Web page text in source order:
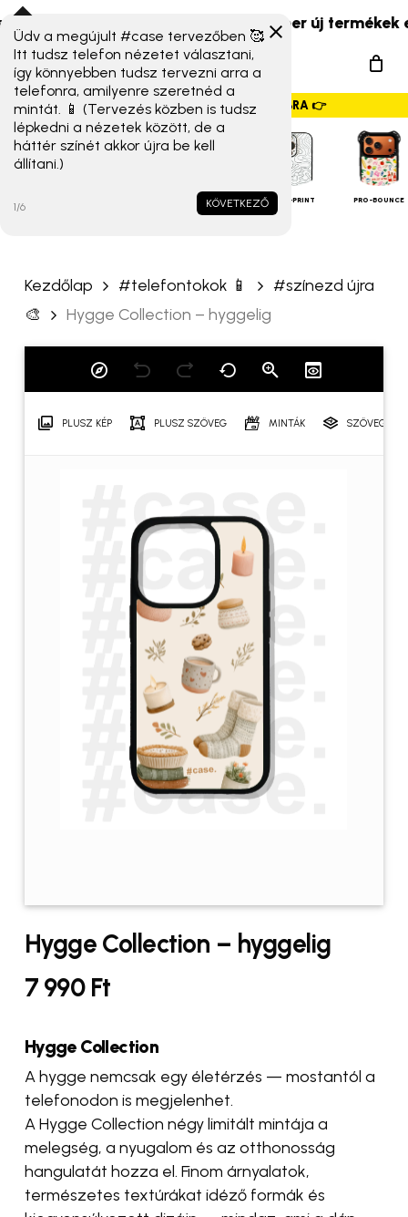
Skip
to
main
content
17T széria) érkeztek! ☀️ Szuper új termékek és
search
Menu
GYORSMENÜ SZALAG – HÚZZ JOBBRA 👉
iPHONE
MAGSAFE FULL-PRINT PRO-BOUNCE
Kezdőlap #telefontokok 📱
#színezd újra
🎨
Hygge Collection – hyggelig
PLUSZ KÉP PLUSZ SZÖVEG MINTÁK
Hygge Collection – hyggelig
7 990 Ft
Hygge Collection
A hygge nemcsak egy életérzés — mostantól a
telefonodon is megjelenhet.
A Hygge Collection négy limitált mintája a
melegség, a nyugalom és az otthonosság
hangulatát hozza el. Finom árnyalatok,
természetes textúrákat idéző formák és
„Hygge Collection –
hyggelig” értékelése
elsőként
Az e-mail címet nem tesszük
A kötelező mezőket
karakterrel jelöltük
Értékelésed*
Név*
E-mail*
A nevem, e-mail címem, és
weboldalcímem mentése a
böngészőben a következő
hozzászólásomhoz.
Üdv a megújult #case tervezőben 🥰
Itt tudsz telefon nézetet választani,
így könnyebben tudsz tervezni arra a
telefonra, amilyenre szeretnéd a
mintát. 📱 (Tervezés közben is tudsz
lépkedni a nézetek között, de a
háttér színét akkor újra be kell
állítani.)
KÖVETKEZŐ
1/6